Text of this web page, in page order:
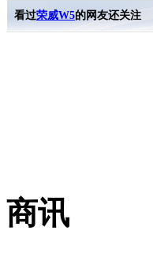
看过荣威W5的网友还关注
商讯